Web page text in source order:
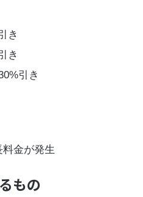
き
き
引き
料金が発生
もの